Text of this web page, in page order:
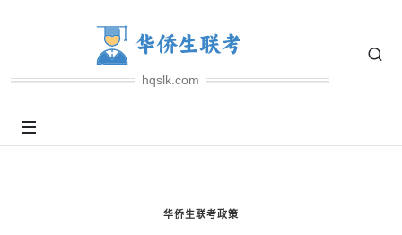
hqslk.com
华侨生联考政策